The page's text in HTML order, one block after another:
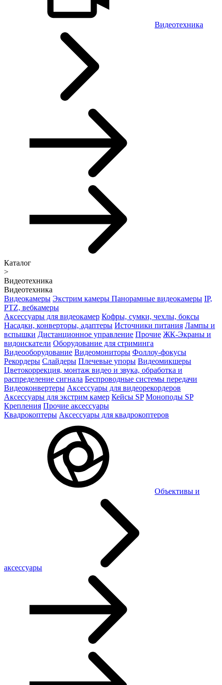
Видеотехника
Каталог
>
Видеотехника
Видеотехника
Видеокамеры Экстрим камеры Панорамные видеокамеры IP,
PTZ, вебкамеры
Аксессуары для видеокамер Кофры, сумки, чехлы, боксы
Насадки, конверторы, адаптеры Источники питания Лампы и
вспышки Дистанционное управление Прочие ЖК-Экраны и
видоискатели Оборудование для стриминга
Видеооборудование Видеомониторы Фоллоу-фокусы
Рекордеры Слайдеры Плечевые упоры Видеомикшеры
Цветокоррекция, монтаж видео и звука, обработка и
распределение сигнала Беспроводные системы передачи
Видеоконвертеры Аксессуары для видеорекордеров
Аксессуары для экстрим камер Кейсы SP Моноподы SP
Крепления Прочие аксессуары
Квадрокоптеры Аксессуары для квадрокоптеров
Объективы и
аксессуары